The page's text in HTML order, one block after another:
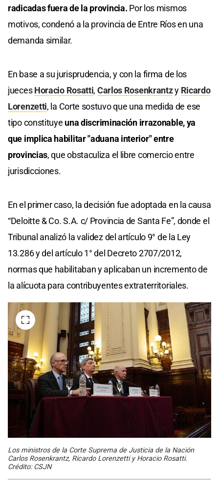
radicadas fuera de la provincia. Por los mismos
motivos, condenó a la provincia de Entre Ríos en una
demanda similar.
En base a su jurisprudencia, y con la firma de los
juecesHoracio Rosatti, Carlos Rosenkrantzy Ricardo
Lorenzetti, la Corte sostuvo que una medida de ese
tipo constituye una discriminación irrazonable, ya
que implica habilitar "aduana interior" entre
provincias, que obstaculiza el libre comercio entre
jurisdicciones.
En el primer caso, la decisión fue adoptada en la causa
“Deloitte & Co. S.A. c/ Provincia de Santa Fe”, donde el
Tribunal analizó la validez del artículo 9° de la Ley
13.286 y del artículo 1° del Decreto 2707/2012,
normas que habilitaban y aplicaban un incremento de
la alícuota para contribuyentes extraterritoriales.
Los ministros de la Corte Suprema de Justicia de la Nación
Carlos Rosenkrantz, Ricardo Lorenzetti y Horacio Rosatti.
Crédito: CSJN